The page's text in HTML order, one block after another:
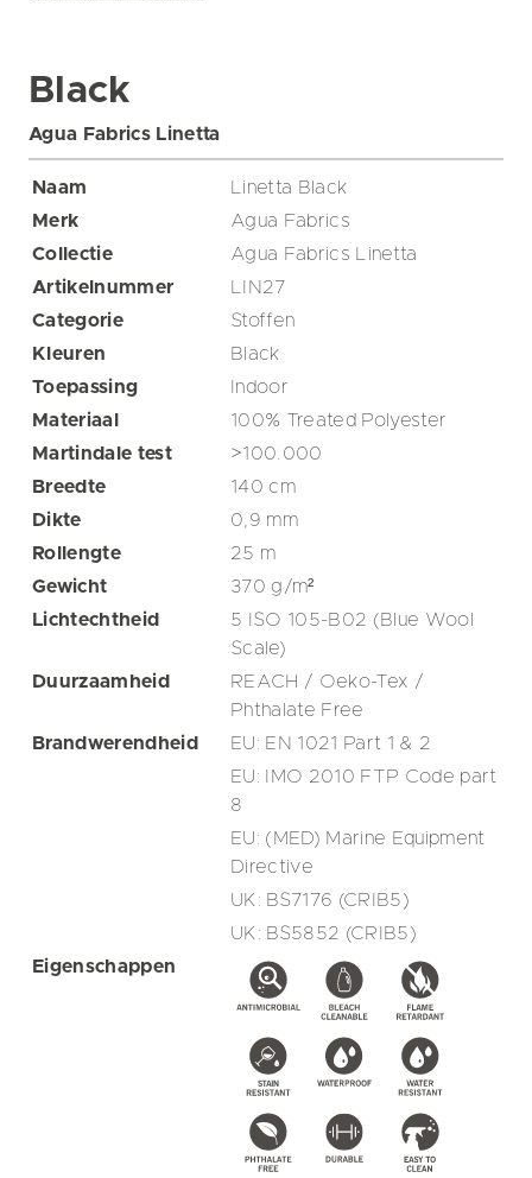
Black
Agua Fabrics Linetta
Naam
Linetta Black
Merk
Agua Fabrics
Collectie
Agua Fabrics Linetta
Artikelnummer
LIN27
Categorie
Stoffen
Kleuren
Black
Toepassing
Indoor
Materiaal
100% Treated Polyester
Martindale test
>100.000
Breedte
140cm
Dikte
0,9 mm
Rollengte
25 m
Gewicht
370g/m²
Lichtechtheid
5 ISO 105-B02 (Blue Wool
Scale)
Duurzaamheid
REACH / Oeko-Tex /
Phthalate Free
Brandwerendheid
EU: EN 1021 Part 1 & 2
EU: IMO 2010 FTP Code part
8
EU: (MED) Marine Equipment
Directive
UK: BS7176 (CRIB5)
UK: BS5852 (CRIB5)
Eigenschappen